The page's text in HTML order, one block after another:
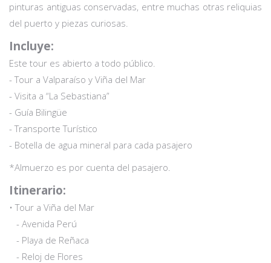
pinturas antiguas conservadas, entre muchas otras reliquias
del puerto y piezas curiosas.
Incluye:
Este tour es abierto a todo público.
- Tour a Valparaíso y Viña del Mar
- Visita a “La Sebastiana”
- Guía Bilingüe
- Transporte Turístico
- Botella de agua mineral para cada pasajero
*Almuerzo es por cuenta del pasajero.
Itinerario:
• Tour a Viña del Mar
- Avenida Perú
- Playa de Reñaca
- Reloj de Flores